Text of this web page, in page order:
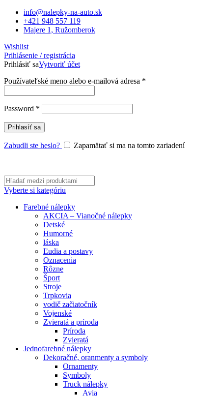
info@nalepky-na-auto.sk
+421 948 557 119
Majere 1, Ružomberok
Wishlist
Prihlásenie / registrácia
Prihlásiť saVytvoriť účet
Používateľské meno alebo e-mailová adresa *
Password *
Prihlasíť sa
Zabudli ste heslo? Zapamätať si ma na tomto zariadení
Vyberte si kategóriu
Farebné nálepky
AKCIA – Vianočné nálepky
Detské
Humorné
láska
Ľudia a postavy
Oznacenia
Rôzne
Šport
Stroje
Trpkovia
vodič začiatočník
Vojenské
Zvieratá a príroda
Príroda
Zvieratá
Jednofarebné nálepky
Dekoračné, oranmenty a symboly
Ornamenty
Symboly
Truck nálepky
Avia